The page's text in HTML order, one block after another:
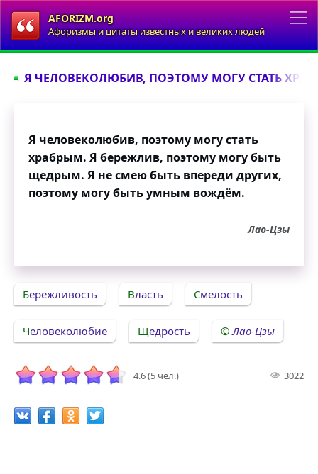
AFORIZM.org
Афоризмы и цитаты известных и великих людей
Я ЧЕЛОВЕКОЛЮБИВ, ПОЭТОМУ МОГУ СТАТЬ
Я человеколюбив, поэтому могу стать
храбрым. Я бережлив, поэтому могу быть
щедрым. Я не смею быть впереди других,
поэтому могу быть умным вождём.
Лао-Цзы
Бережливость Власть Смелость
Человеколюбие Щедрость Лао-Цзы
4.6 (5 чел.) 3022